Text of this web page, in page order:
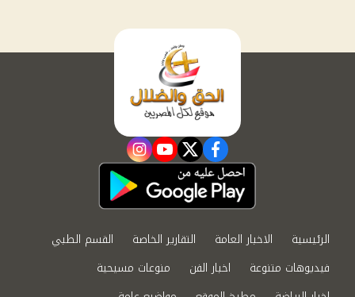
facebook
twitter
youtube
instagram
الرئيسية الاخبار العامة التقارير الخاصة
القسم الطبي
فيديوهات متنوعة
اخبار الفن
منوعات مسيحية